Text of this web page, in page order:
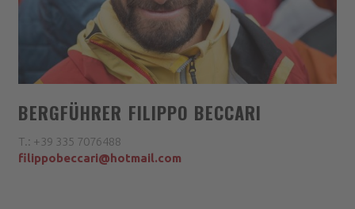
BERGFÜHRER FILIPPO BECCARI
T.: +39 335 7076488
filippobeccari@hotmail.com